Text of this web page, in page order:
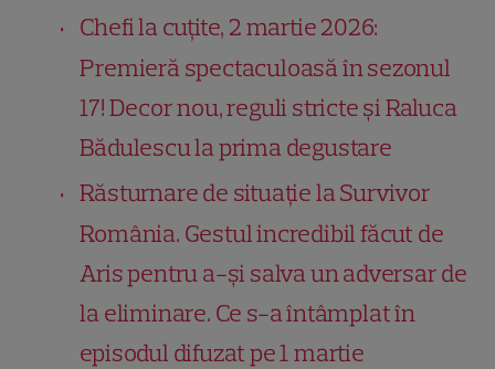
Chefi la cuțite, 2 martie 2026:
Premieră spectaculoasă în sezonul
17! Decor nou, reguli stricte și Raluca
Bădulescu la prima degustare
Răsturnare de situație la Survivor
România. Gestul incredibil făcut de
Aris pentru a-și salva un adversar de
la eliminare. Ce s-a întâmplat în
episodul difuzat pe 1 martie